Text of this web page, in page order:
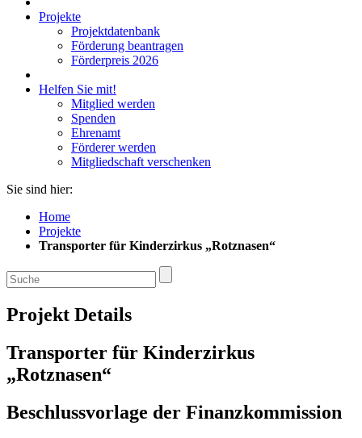
Projekte
Projektdatenbank
Förderung beantragen
Förderpreis 2026
Helfen Sie mit!
Mitglied werden
Spenden
Ehrenamt
Förderer werden
Mitgliedschaft verschenken
Sie sind hier:
Home
Projekte
Transporter für Kinderzirkus „Rotznasen“
Projekt Details
Transporter für Kinderzirkus
„Rotznasen“
Beschlussvorlage der Finanzkommission